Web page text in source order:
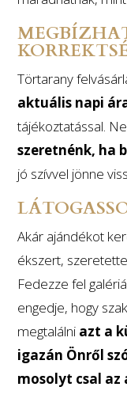
Törtarany
aktuális napi
tájékoztatással.
szeretnénk, ha
jó szívvel jönne
Akár ajándékot
ékszert,
Fedezze fel
engedje, hogy
megtalálni azt a
igazán Önről
mosolyt csal az